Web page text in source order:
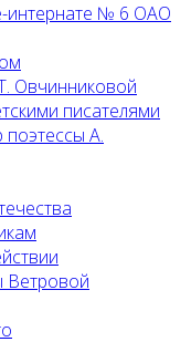
интернате № 6 ОАО
Овчинниковой
писателями
А.
Ветровой